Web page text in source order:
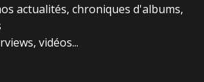
actualités, chroniques d'albums,
vidéos...